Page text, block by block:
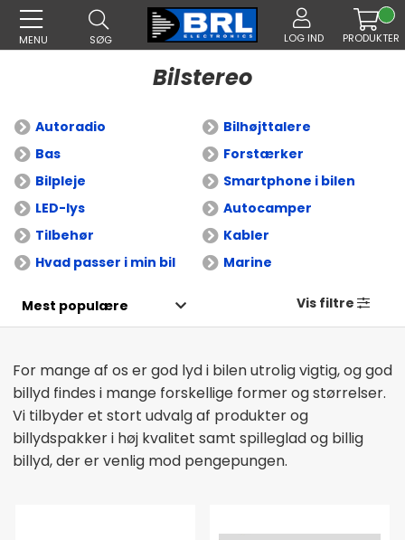
MENU SØG LOG IND PRODUKTER
Bilstereo
Autoradio
Bilhøjttalere
Bas
Forstærker
Bilpleje
Smartphone i bilen
LED-lys
Autocamper
Tilbehør
Kabler
Hvad passer i min bil
Marine
For mange af os er god lyd i bilen utrolig vigtig, og god
billyd findes i mange forskellige former og størrelser.
Vi tilbyder et stort udvalg af produkter og
billydspakker i høj kvalitet samt spilleglad og billig
billyd, der er venlig mod pengepungen.
Vis filtre